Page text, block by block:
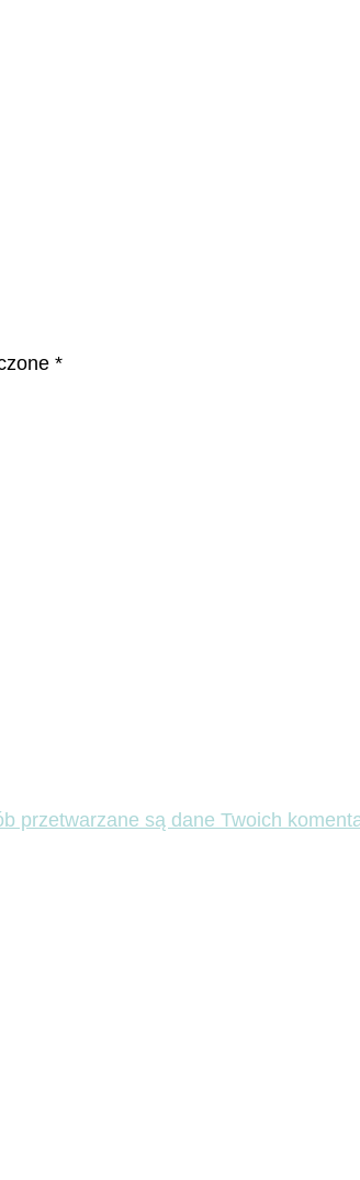
*
przetwarzane są dane Twoich